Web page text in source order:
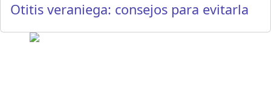
Otitis veraniega: consejos para evitarla